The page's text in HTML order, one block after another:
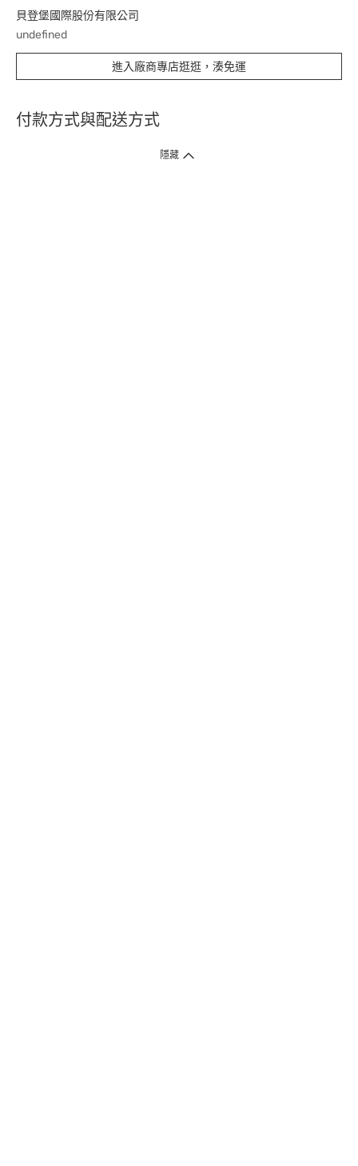
貝登堡國際股份有限公司
undefined
進入廠商專店逛逛，湊免運
付款方式與配送方式
隱藏